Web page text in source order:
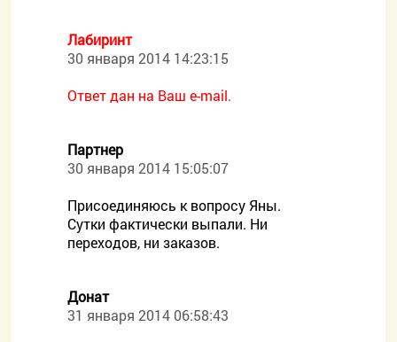
Лабиринт
30 января 2014 14:23:15
Ответ дан на Ваш e-mail.
Партнер
30 января 2014 15:05:07
Присоединяюсь к вопросу Яны.
Сутки фактически выпали. Ни
переходов, ни заказов.
Донат
31 января 2014 06:58:43